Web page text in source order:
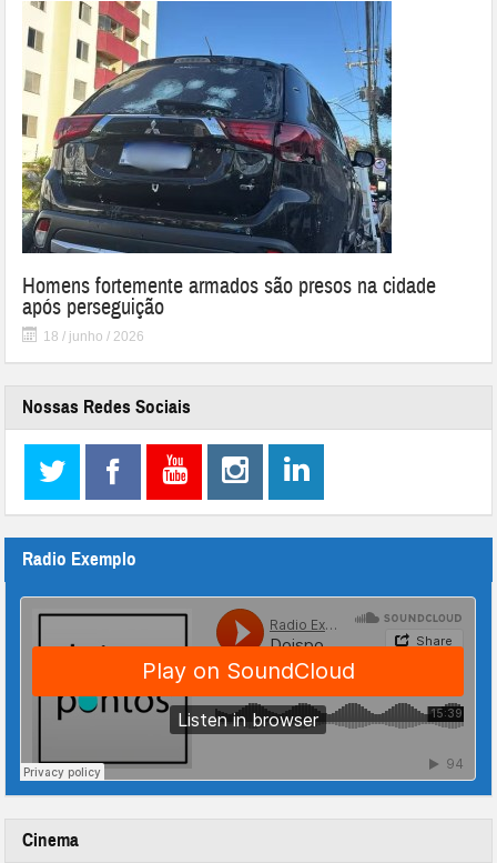
Homens fortemente armados são presos na cidade
após perseguição
18 / junho / 2026
Nossas Redes Sociais
Radio Exemplo
Cinema